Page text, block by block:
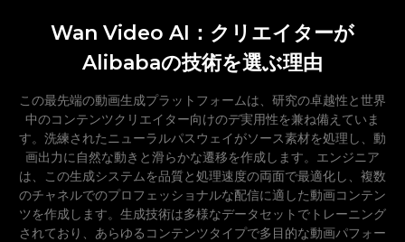
Wan Video AI：クリエイターが
Alibabaの技術を選ぶ理由
この最先端の動画生成プラットフォームは、研究の卓越性と世界
中のコンテンツクリエイター向けのデ実用性を兼ね備えていま
す。洗練されたニューラルパスウェイがソース素材を処理し、動
画出力に自然な動きと滑らかな遷移を作成します。エンジニア
は、この生成システムを品質と処理速度の両面で最適化し、複数
のチャネルでのプロフェッショナルな配信に適した動画コンテン
ツを作成します。生成技術は多様なデータセットでトレーニング
されており、あらゆるコンテンツタイプで多目的な動画パフォー